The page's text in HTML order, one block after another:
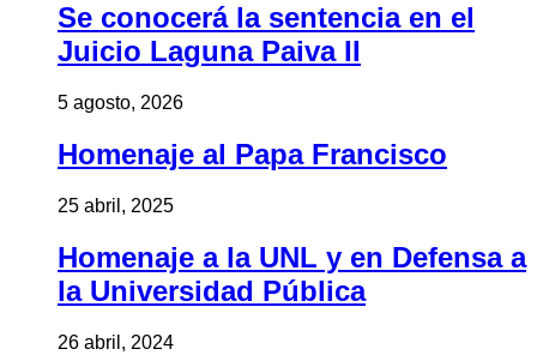
Se conocerá la sentencia en el
Juicio Laguna Paiva II
5 agosto, 2026
Homenaje al Papa Francisco
25 abril, 2025
Homenaje a la UNL y en Defensa a
la Universidad Pública
26 abril, 2024